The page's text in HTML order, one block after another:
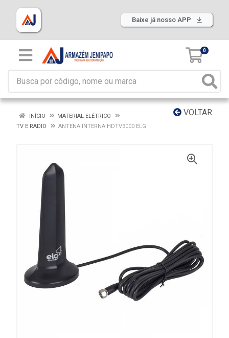
Baixe já nosso APP
0
VOLTAR
INÍCIO
MATERIAL ELÉTRICO
TV E RADIO
ANTENA INTERNA HDTV3000 ELG